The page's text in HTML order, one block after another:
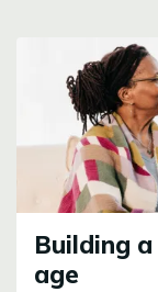
Building
age